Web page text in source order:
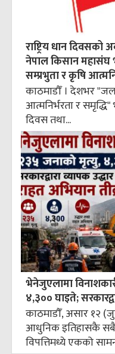
राष्ट्रिय धान
नेपाल किसान महासंघ
सम्प्रभुता र कृषि
काठमाडौँ । देशभर
आत्मनिर्भरता र समृद्धि"
दिवस तथा...
भेनेजुएलामा
४,३०० घाइते;
काठमाडौँ, असार १२
आधुनिक इतिहासकै
विपत्तिमध्ये एकको